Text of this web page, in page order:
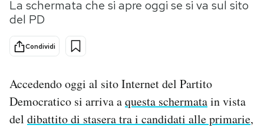
Tecnologia
Internet
Scienza
Cultura
Sport
Storie/Idee
Mondiali calcio 2026
La schermata che si apre oggi se si va sul sito
del PD
Condividi
Accedendo oggi al sito Internet del Partito
Democratico si arriva aquesta schermatain vista
del dibattito di stasera tra i candidati alle primarie,